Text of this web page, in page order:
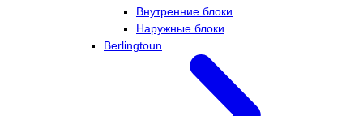
Внутренние блоки
Наружные блоки
Berlingtoun